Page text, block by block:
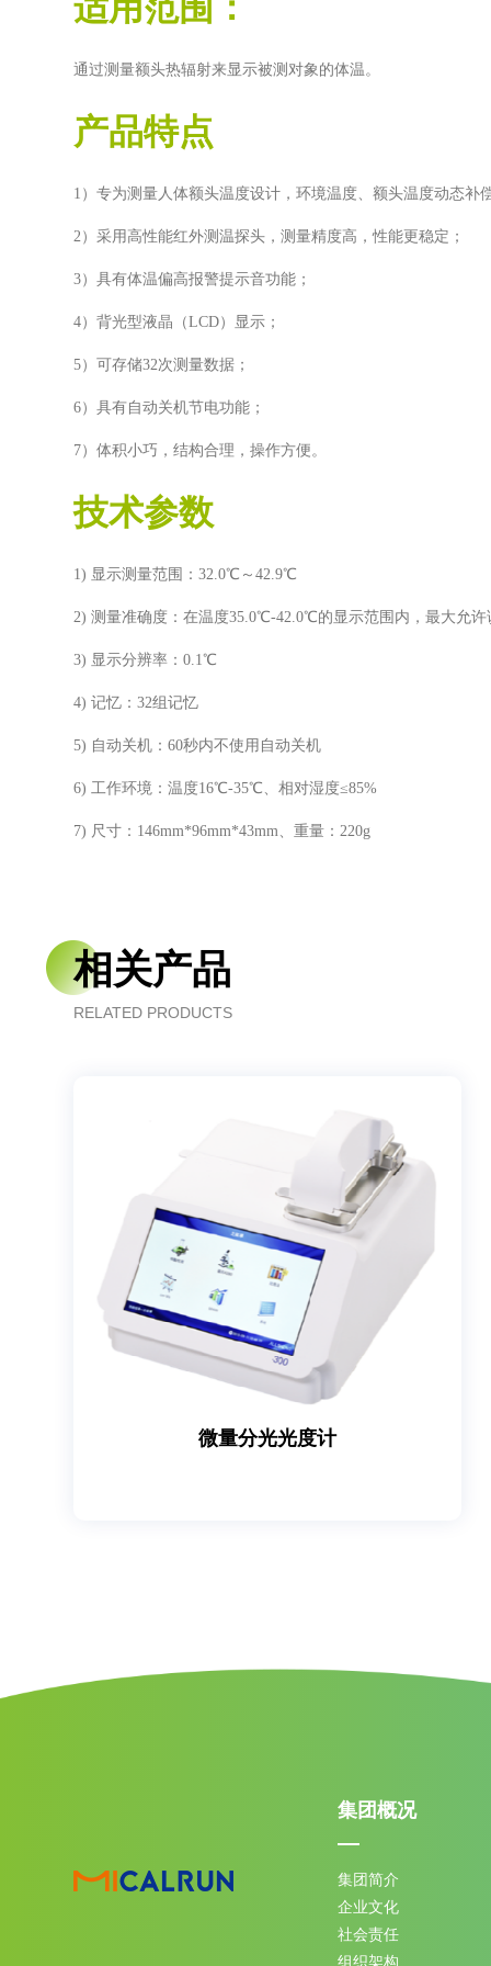
通过测量额头热辐射来显示被测对象的体温。
产品特点
1）专为测量人体额头温度设计，环境温度、额头温度动态补
2）采用高性能红外测温探头，测量精度高，性能更稳定；
3）具有体温偏高报警提示音功能；
4）背光型液晶（LCD）显示；
5）可存储32次测量数据；
6）具有自动关机节电功能；
7）体积小巧，结构合理，操作方便。
技术参数
1) 显示测量范围：32.0℃～42.9℃
2) 测量准确度：在温度35.0℃-42.0℃的显示范围内，最大允
3) 显示分辨率：0.1℃
4) 记忆：32组记忆
5) 自动关机：60秒内不使用自动关机
6) 工作环境：温度16℃-35℃、相对湿度≤85%
7) 尺寸：146mm*96mm*43mm、重量：220g
相关产品
RELATED PRODUCTS
微量分光光度计
集团概况
集团简介
企业文化
社会责任
组织架构